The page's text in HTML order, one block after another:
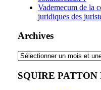
Vademecum de la
juridiques des
Archives
Archives
SQUIRE PATTON